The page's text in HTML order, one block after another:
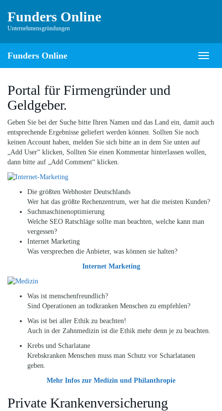
mainFunders Online
Unternehmensgründungen
Toggle
Funders Online
Portal für Firmengründer und
Geldgeber.
Geben Sie bei der Suche bitte Ihren Namen und das Land ein, damit auch
entsprechende Ergebnisse geliefert werden können. Sollten Sie noch
keinen Account haben, melden Sie sich bitte an in dem Sie unten auf
„Add User“ klicken, Sollten Sie einen Kommentar hinterlassen wollen,
dann bitte auf „Add Comment“ klicken.
Die größten Webhoster Deutschlands
Wer hat das größte Rechenzentrum, wer hat die meisten Kunden?
Suchmaschinenoptimierung
Welche SEO Ratschläge sollte man beachten, welche kann man
vergessen?
Internet Marketing
Was versprechen die Anbieter, was können sie halten?
Internet Marketing
Was ist menschenfreundlich?
Sind Operationen an todkranken Menschen zu empfehlen?
Was ist bei aller Ethik zu beachten!
Auch in der Zahnmedizin ist die Ethik mehr denn je zu beachten.
Krebs und Scharlatane
Krebskranken Menschen muss man Schutz vor Scharlatanen
geben.
Mehr Infos zur Medizin und Philanthropie
Private Krankenversicherung